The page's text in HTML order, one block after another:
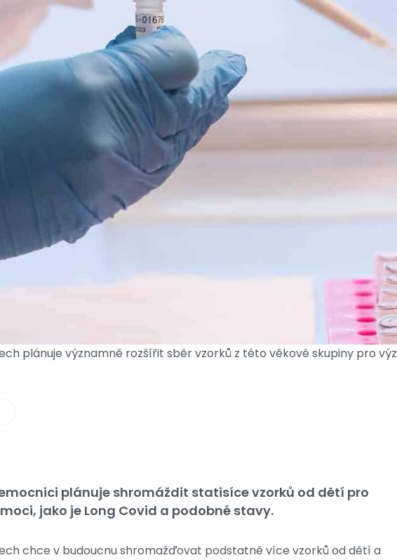
plánuje významně rozšířit sběr vzorků z této věkové skupiny pro
plánuje shromáždit statisíce vzorků od dětí pro
jako je Long Covid a podobné stavy.
chce v budoucnu shromažďovat podstatně více vzorků od dětí a